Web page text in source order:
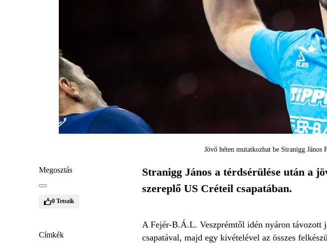
Jövő héten mutatkozhat be Stranigg
Megosztás
0 Tetszik
Címkék
Stranigg János a térdsérülése után a
szereplő US Créteil csapatában.
A Fejér-B.Á.L. Veszprémtől idén nyáron távozott
csapatával, majd egy kivételével az összes